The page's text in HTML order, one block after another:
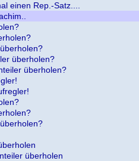
einen Rep.-Satz....
überholen?
überholen?
überholen